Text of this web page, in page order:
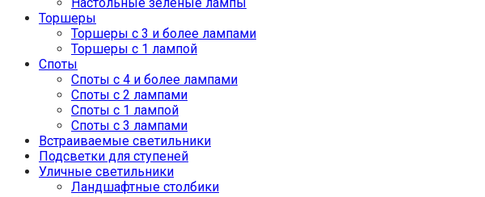
Торшеры
Торшеры с 3 и более лампами
Торшеры с 1 лампой
Споты
Споты с 4 и более лампами
Споты с 2 лампами
Споты с 1 лампой
Споты с 3 лампами
Встраиваемые светильники
Подсветки для ступеней
Уличные светильники
Ландшафтные столбики